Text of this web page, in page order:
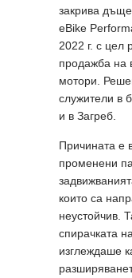
закрива
eBike
2022 г. с цел
продажба на
мотори.
служители в
и в Загреб.
Причината е
променени
които са
неустойчив.
спирачката
изглеждаше